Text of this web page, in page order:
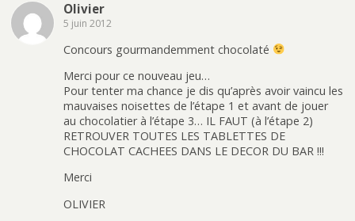
Olivier
5 juin 2012
Concours gourmandemment chocolaté
Merci pour ce nouveau jeu…
Pour tenter ma chance je dis qu’après avoir vaincu les
mauvaises noisettes de l’étape 1 et avant de jouer
au chocolatier à l’étape 3… IL FAUT (à l’étape 2)
RETROUVER TOUTES LES TABLETTES DE
CHOCOLAT CACHEES DANS LE DECOR DU BAR !!!
Merci
OLIVIER